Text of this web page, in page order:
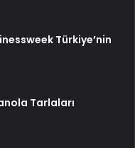
Türkiye’nin
Tarlaları